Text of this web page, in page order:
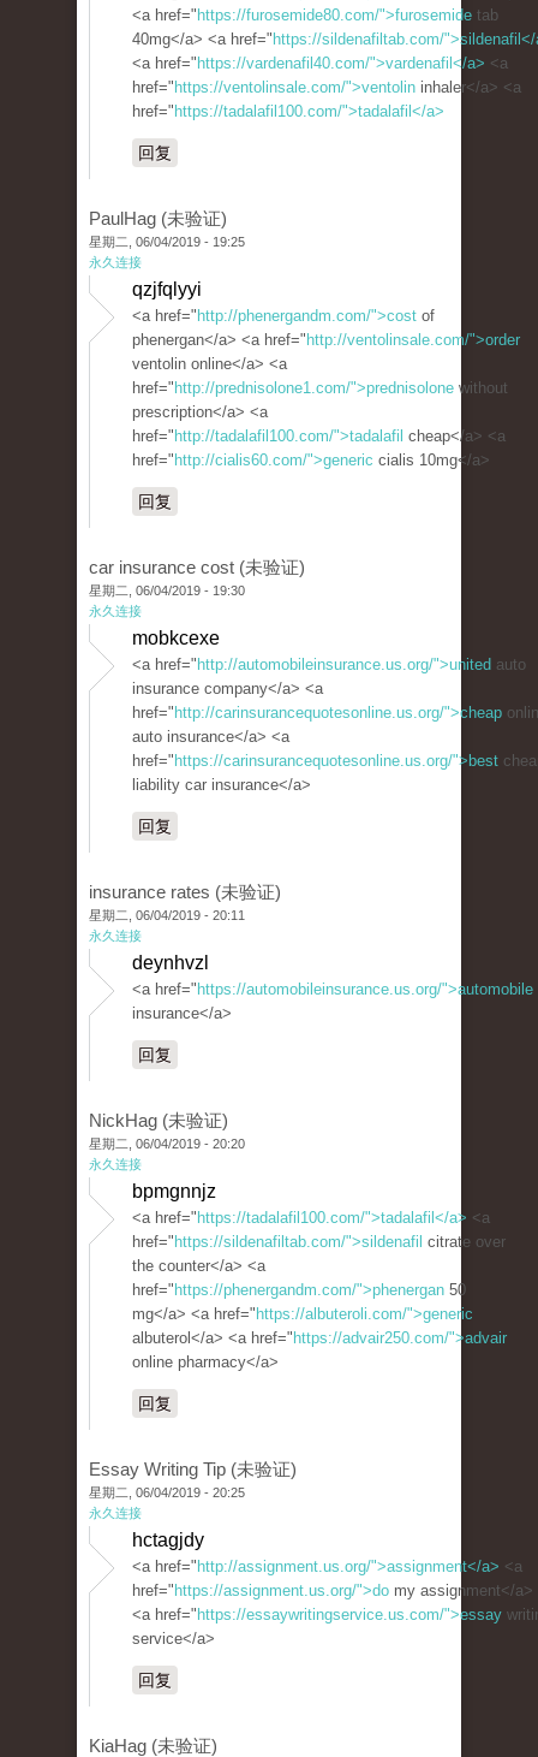
<a href=" https://furosemide80.com/">furosemide tab
40mg</a> <a href=" https://sildenafiltab.com/
<a href=" https://vardenafil40.com/">vardenafil</a> <a
href=" https://ventolinsale.com/">ventolin inhaler</a> <a
href=" https://tadalafil100.com/">tadalafil</a>
回复
PaulHag (未验证)
星期二, 06/04/2019 - 19:25
永久连接
qzjfqlyyi
<a href=" http://phenergandm.com/">cost of
phenergan</a> <a href=" http://ventolinsale.com/">order
ventolin online</a> <a
href=" http://prednisolone1.com/">prednisolone without
prescription</a> <a
href=" http://tadalafil100.com/">tadalafil cheap</a> <a
href=" http://cialis60.com/">generic cialis 10mg</a>
回复
car insurance cost (未验证)
星期二, 06/04/2019 - 19:30
永久连接
mobkcexe
<a href=" http://automobileinsurance.us.org/">united auto
insurance company</a> <a
href=" http://carinsurancequotesonline.us.org/">cheap
auto insurance</a> <a
href=" https://carinsurancequotesonline.us.org/">best
liability car insurance</a>
回复
insurance rates (未验证)
星期二, 06/04/2019 - 20:11
永久连接
deynhvzl
<a href=" https://automobileinsurance.us.org/">automobile
insurance</a>
回复
NickHag (未验证)
星期二, 06/04/2019 - 20:20
永久连接
bpmgnnjz
<a href=" https://tadalafil100.com/">tadalafil</a> <a
href=" https://sildenafiltab.com/">sildenafil citrate over
the counter</a> <a
href=" https://phenergandm.com/">phenergan 50
mg</a> <a href=" https://albuteroli.com/">generic
albuterol</a> <a href=" https://advair250.com/">advair
online pharmacy</a>
回复
Essay Writing Tip (未验证)
星期二, 06/04/2019 - 20:25
永久连接
hctagjdy
<a href=" http://assignment.us.org/">assignment</a> <a
href=" https://assignment.us.org/">do my assignment</a>
<a href=" https://essaywritingservice.us.com/">essay
service</a>
回复
KiaHag (未验证)